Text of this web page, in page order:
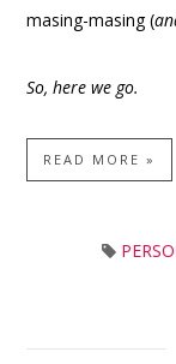
masing-masing (
So, here we go.
READ MORE »